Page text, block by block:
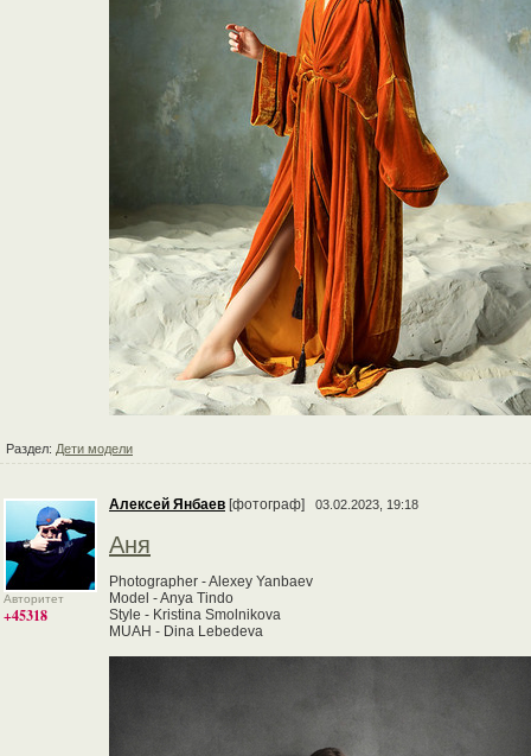
Раздел: Дети модели
Авторитет
+45318
Алексей Янбаев [фотограф] 03.02.2023, 19:18
Аня
Photographer - Alexey Yanbaev
Model - Anya Tindo
Style - Kristina Smolnikova
MUAH - Dina Lebedeva